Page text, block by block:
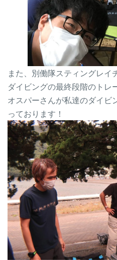
また、別働隊スティングレイ
ダイビングの最終段階のトレ
オスパーさんが私達のダイビ
っております！